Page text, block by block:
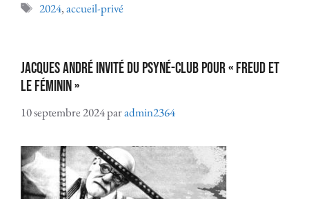
2024,accueil-privé
Jacques André invité du Psyné-Club pour « Freud et
le féminin »
10 septembre 2024paradmin2364